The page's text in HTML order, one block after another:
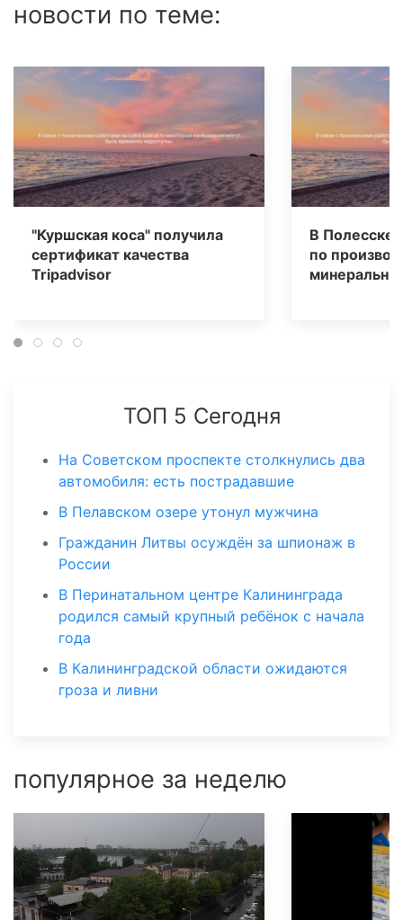
новости по теме:
"Куршская коса" получила
сертификат качества
Tripаdvisor
В Полесске
по
ТОП 5 Сегодня
На Советском проспекте столкнулись два
автомобиля: есть пострадавшие
В Пелавском озере утонул мужчина
Гражданин Литвы осуждён за шпионаж в
России
В Перинатальном центре Калининграда
родился самый крупный ребёнок с начала
года
В Калининградской области ожидаются
гроза и ливни
популярное за неделю